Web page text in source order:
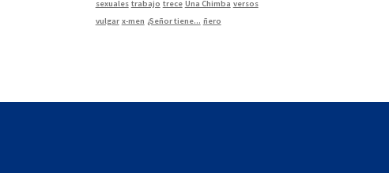
sexuales trabajo trece Una Chimba versos
vulgar x-men ¿Señor tiene... ñero